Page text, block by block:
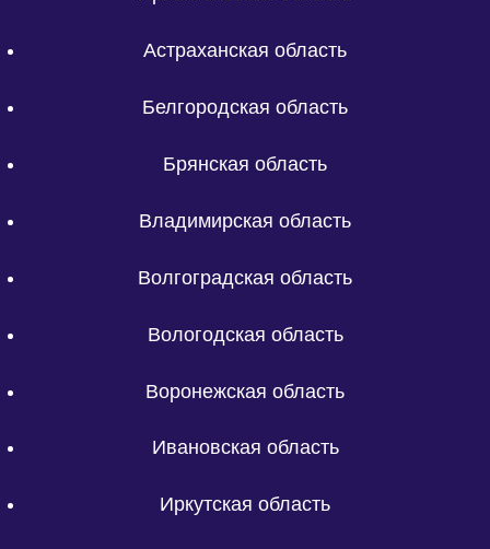
Астраханская область
Белгородская область
Брянская область
Владимирская область
Волгоградская область
Вологодская область
Воронежская область
Ивановская область
Иркутская область